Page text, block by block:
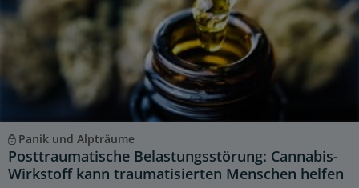
Panik und Alpträume
Posttraumatische Belastungsstörung: Cannabis-
Wirkstoff kann traumatisierten Menschen helfen